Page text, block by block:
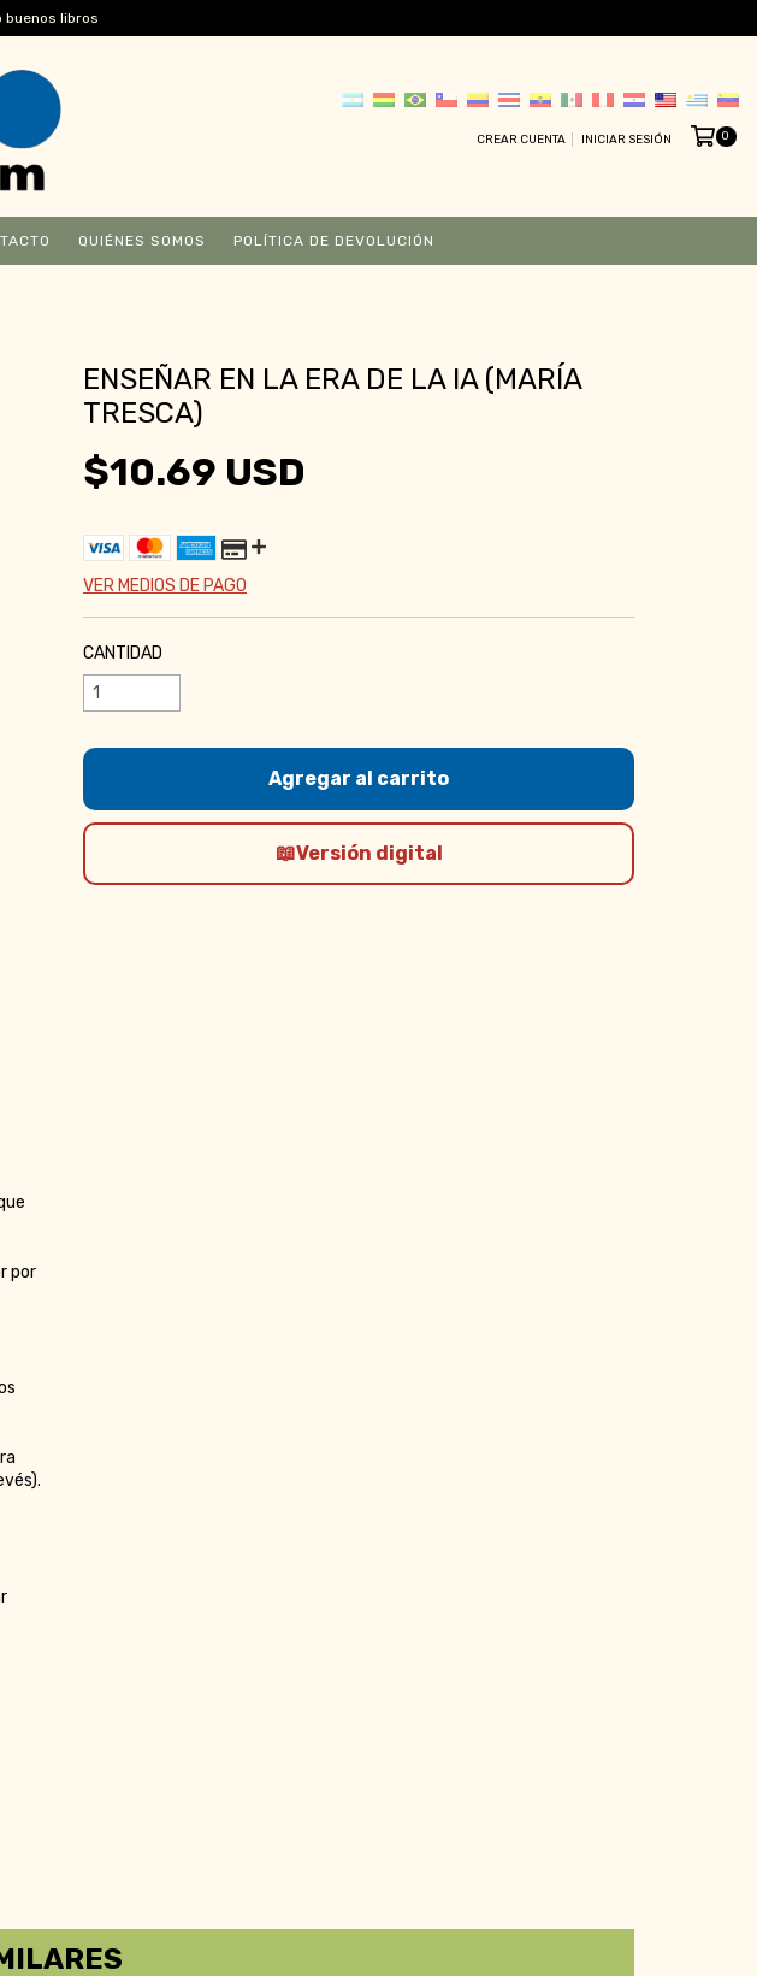
buenos libros
CREAR CUENTA INICIAR SESIÓN 0
QUIÉNES SOMOS POLÍTICA DE DEVOLUCIÓN
por
ENSEÑAR EN LA ERA DE LA IA (MARÍA
TRESCA)
$10.69 USD
VER MEDIOS DE PAGO
CANTIDAD
Versión digital